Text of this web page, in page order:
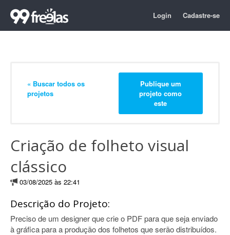
Login Cadastre-se
« Buscar todos os
projetos
Publique um
projeto como
este
Criação de folheto visual
clássico
03/08/2025 às 22:41
Descrição do Projeto:
Preciso de um designer que crie o PDF para que seja enviado
à gráfica para a produção dos folhetos que serão distribuídos.